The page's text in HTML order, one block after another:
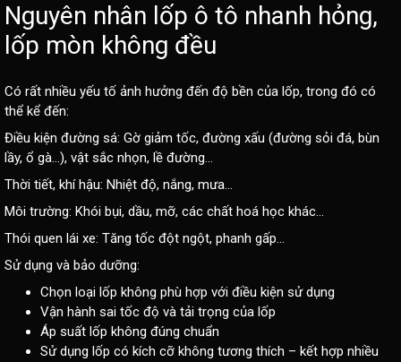
Nguyên nhân lốp ô tô nhanh hỏng,
lốp mòn không đều
Có rất nhiều yếu tố ảnh hưởng đến độ bền của lốp, trong đó có
thể kể đến:
Điều kiện đường sá: Gờ giảm tốc, đường xấu (đường sỏi đá, bùn
lầy, ổ gà…), vật sắc nhọn, lề đường…
Thời tiết, khí hậu: Nhiệt độ, nắng, mưa…
Môi trường: Khói bụi, dầu, mỡ, các chất hoá học khác…
Thói quen lái xe: Tăng tốc đột ngột, phanh gấp…
Sử dụng và bảo dưỡng:
Chọn loại lốp không phù hợp với điều kiện sử dụng
Vận hành sai tốc độ và tải trọng của lốp
Áp suất lốp không đúng chuẩn
Sử dụng lốp có kích cỡ không tương thích – kết hợp nhiều